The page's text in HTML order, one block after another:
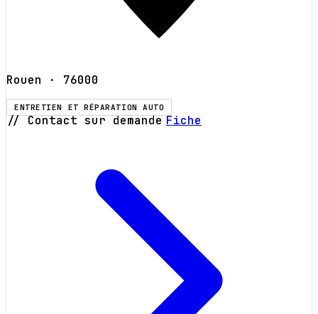
Rouen · 76000
ENTRETIEN ET RÉPARATION AUTO
// Contact sur demande Fiche